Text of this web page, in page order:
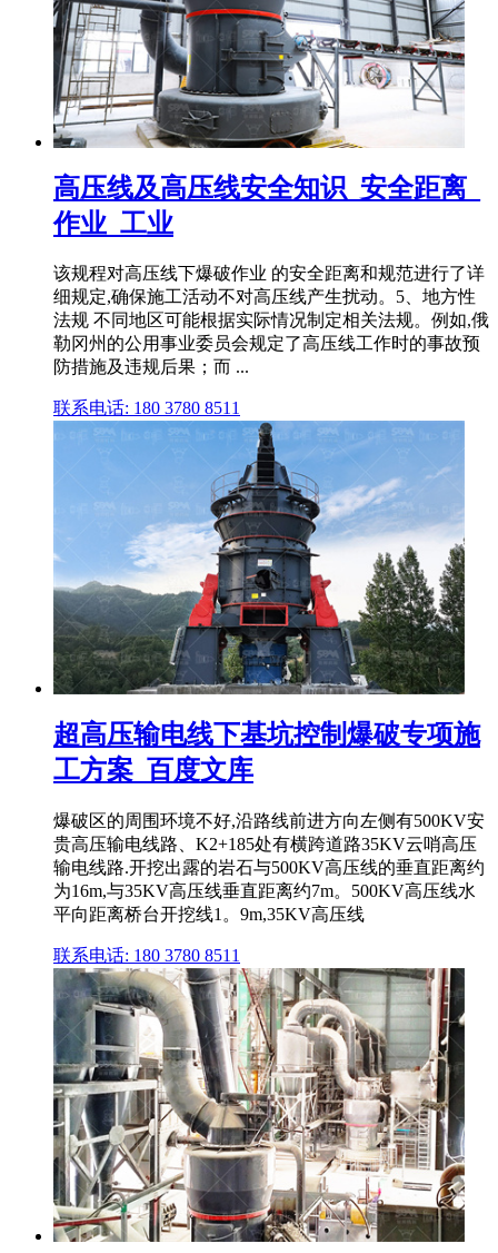
高压线及高压线安全知识_安全距离_
作业_工业
该规程对高压线下爆破作业 的安全距离和规范进行了详
细规定,确保施工活动不对高压线产生扰动。5、地方性
法规 不同地区可能根据实际情况制定相关法规。例如,俄
勒冈州的公用事业委员会规定了高压线工作时的事故预
防措施及违规后果；而 ...
联系电话: 180 3780 8511
超高压输电线下基坑控制爆破专项施
工方案_百度文库
爆破区的周围环境不好,沿路线前进方向左侧有500KV安
贵高压输电线路、K2+185处有横跨道路35KV云哨高压
输电线路.开挖出露的岩石与500KV高压线的垂直距离约
为16m,与35KV高压线垂直距离约7m。500KV高压线水
平向距离桥台开挖线1。9m,35KV高压线
联系电话: 180 3780 8511